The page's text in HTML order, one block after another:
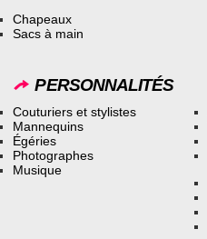
Chapeaux
Sacs à main
PERSONNALITÉS
Couturiers et stylistes
Mannequins
Égéries
Photographes
Musique